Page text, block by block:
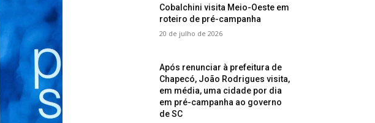
Cobalchini visita Meio-Oeste em
roteiro de pré-campanha
20 de julho de 2026
Após renunciar à prefeitura de
Chapecó, João Rodrigues visita,
em média, uma cidade por dia
em pré-campanha ao governo
de SC